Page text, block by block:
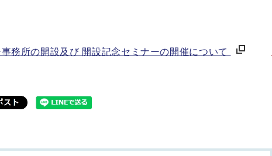
務所の開設及び 開設記念セミナーの開催について